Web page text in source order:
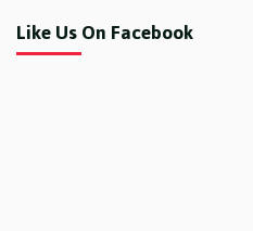
Like Us On Facebook